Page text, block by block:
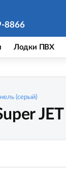
8866
Лодки ПВХ
(серый)